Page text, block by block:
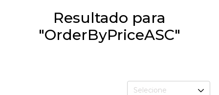
Resultado para
"OrderByPriceASC"
Selecione